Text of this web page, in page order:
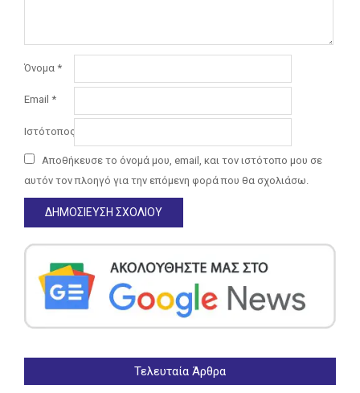
Όνομα *
Email *
Ιστότοπος
Αποθήκευσε το όνομά μου, email, και τον ιστότοπο μου σε
αυτόν τον πλοηγό για την επόμενη φορά που θα σχολιάσω.
Τελευταία Άρθρα